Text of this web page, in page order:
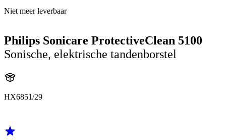
Niet meer leverbaar
Philips Sonicare ProtectiveClean 5100
Sonische, elektrische tandenborstel
HX6851/29